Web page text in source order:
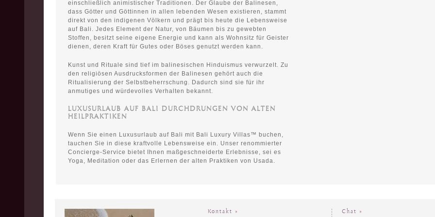
einschließlich animistischer Traditionen. Der Glaube der Balinesen,
dass Götter und Göttinnen in allen lebenden Wesen existieren, stammt
direkt von den indigenen Völkern und prägt bis heute die Lebensweise
auf Bali. Jedes Element der Natur, von Bäumen bis zu gewebten
Stoffen, besitzt seine eigene Energie und kann als Wohnsitz für Geister
dienen, deren Kraft für Gutes oder Böses genutzt werden kann.
Kunst und Rituale sind tief im balinesischen Hinduismus verwurzelt. Zu
den religiösen Ausdrucksformen der Balinesen gehört auch die
Ritualisierung der Selbstbeherrschung. Dadurch sind sie für ihr
anmutiges und würdevolles Verhalten bekannt.
LUXUSURLAUB AUF BALI DURCHDRUNGEN VON ALTEN
HEILPRAKTIKEN
Wenn Sie einen Luxusurlaub auf Bali mit Bali Luxury Villas™ buchen,
tauchen Sie in diese kraftvolle Lebensweise ein. Unser renommierter
Concierge-Service bietet Ihnen maßgeschneiderte Erlebnisse, sei es
Yoga, Meditation oder das Erlernen der alten Praktiken von Usada.
Kontakt » Chat »